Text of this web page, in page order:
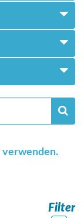
verwenden.
Filter